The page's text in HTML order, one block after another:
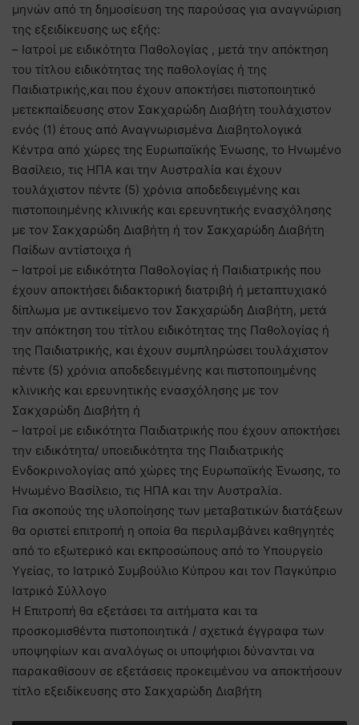
μηνών από τη δημοσίευση της παρούσας για αναγνώριση
της εξειδίκευσης ως εξής:
– Ιατροί με ειδικότητα Παθολογίας , μετά την απόκτηση
του τίτλου ειδικότητας της παθολογίας ή της
Παιδιατρικής,και που έχουν αποκτήσει πιστοποιητικό
μετεκπαίδευσης στον Σακχαρώδη Διαβήτη τουλάχιστον
ενός (1) έτους από Αναγνωρισμένα Διαβητολογικά
Κέντρα από χώρες της Ευρωπαϊκής Ένωσης, το Ηνωμένο
Βασίλειο, τις ΗΠΑ και την Αυστραλία και έχουν
τουλάχιστον πέντε (5) χρόνια αποδεδειγμένης και
πιστοποιημένης κλινικής και ερευνητικής ενασχόλησης
με τον Σακχαρώδη Διαβήτη ή τον Σακχαρώδη Διαβήτη
Παίδων αντίστοιχα ή
– Ιατροί με ειδικότητα Παθολογίας ή Παιδιατρικής που
έχουν αποκτήσει διδακτορική διατριβή ή μεταπτυχιακό
δίπλωμα με αντικείμενο τον Σακχαρώδη Διαβήτη, μετά
την απόκτηση του τίτλου ειδικότητας της Παθολογίας ή
της Παιδιατρικής, και έχουν συμπληρώσει τουλάχιστον
πέντε (5) χρόνια αποδεδειγμένης και πιστοποιημένης
κλινικής και ερευνητικής ενασχόλησης με τον
Σακχαρώδη Διαβήτη ή
– Ιατροί με ειδικότητα Παιδιατρικής που έχουν αποκτήσει
την ειδικότητα/ υποειδικότητα της Παιδιατρικής
Ενδοκρινολογίας από χώρες της Ευρωπαϊκής Ένωσης, το
Ηνωμένο Βασίλειο, τις ΗΠΑ και την Αυστραλία.
Για σκοπούς της υλοποίησης των μεταβατικών διατάξεων
θα οριστεί επιτροπή η οποία θα περιλαμβάνει καθηγητές
από το εξωτερικό και εκπροσώπους από το Υπουργείο
Υγείας, το Ιατρικό Συμβούλιο Κύπρου και τον Παγκύπριο
Ιατρικό Σύλλογο
Η Επιτροπή θα εξετάσει τα αιτήματα και τα
προσκομισθέντα πιστοποιητικά / σχετικά έγγραφα των
υποψηφίων και αναλόγως οι υποψήφιοι δύνανται να
παρακαθίσουν σε εξετάσεις προκειμένου να αποκτήσουν
τίτλο εξειδίκευσης στο Σακχαρώδη Διαβήτη